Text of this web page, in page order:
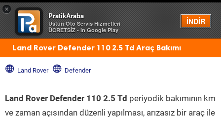
×
PratikAraba
Üstün Oto Servis Hizmetleri
ÜCRETSİZ - In Google Play
İNDİR
Menü
Land Rover Defender 110 2.5 Td Araç Bakımı
Land Rover Defender
Land Rover Defender 110 2.5 Td periyodik bakımının km
ve zaman açısından düzenli yapılması, arızasız bir araç ile